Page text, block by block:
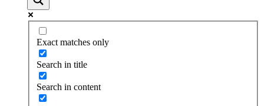
Exact matches only
Search in title
Search in content